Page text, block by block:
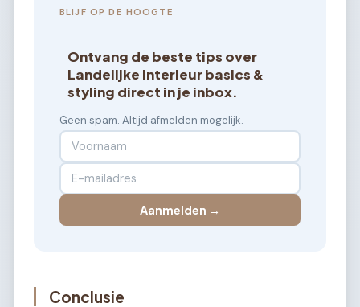
BLIJF OP DE HOOGTE
Ontvang de beste tips over
Landelijke interieur basics &
styling direct in je inbox.
Geen spam. Altijd afmelden mogelijk.
Aanmelden →
Conclusie